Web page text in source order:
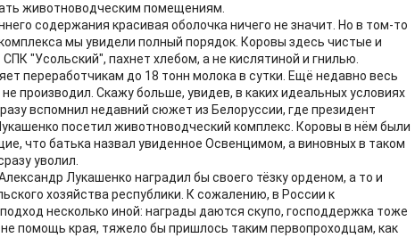
животноводческим помещениям.
содержания красивая оболочка ничего не значит. Но в том-то
мы увидели полный порядок. Коровы здесь чистые и
"Усольский", пахнет хлебом, а не кислятиной и гнилью.
переработчикам до 18 тонн молока в сутки. Ещё недавно весь
производил. Скажу больше, увидев, в каких идеальных условиях
вспомнил недавний сюжет из Белоруссии, где президент
посетил животноводческий комплекс. Коровы в нём были
что батька назвал увиденное Освенцимом, а виновных в таком
уволил.
Лукашенко наградил бы своего тёзку орденом, а то и
хозяйства республики. К сожалению, в России к
несколько иной: награды даются скупо, господдержка тоже
помощь края, тяжело бы пришлось таким первопроходцам, как